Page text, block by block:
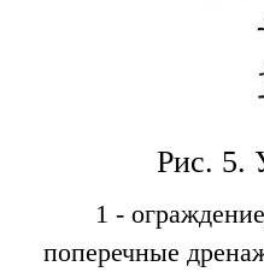
Рис. 5.
1 -
поперечные